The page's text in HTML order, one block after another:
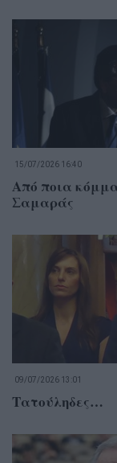
15/07/2026 16:40
Από ποια
Σαμαράς
09/07/2026 13:01
Τατούληδες…